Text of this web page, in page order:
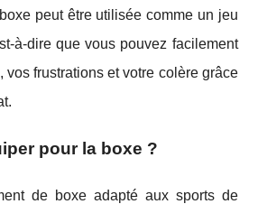
peut être utilisée comme un jeu
à-dire que vous pouvez facilement
vos frustrations et votre colère grâce
pour la boxe ?
de boxe adapté aux sports de